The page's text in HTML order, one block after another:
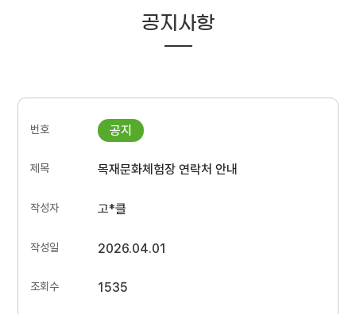
공지사항
목재문화체험장 연락처 안내
고*클
2026.04.01
1535